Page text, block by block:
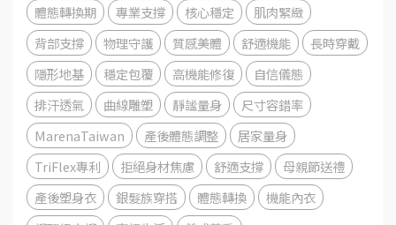
體態轉換期
專業支撐 核心穩定
肌肉緊緻
背部支撐
物理守護 質感美體 舒適機能
長時穿戴
隱形地基
穩定包覆 高機能修復
自信儀態
排汗透氣
曲線雕塑 靜謐量身
尺寸容錯率
MarenaTaiwan
產後體態調整
居家量身
TriFlex專利
拒絕身材焦慮 舒適支撐
母親節送禮
產後塑身衣
銀髮族穿搭 體態轉換
機能內衣